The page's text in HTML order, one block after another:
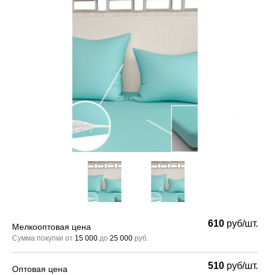
Мелкооптовая цена
Сумма покупки от 15 000 до 25 000 руб.
610 руб/шт.
Оптовая цена 510 руб/шт.